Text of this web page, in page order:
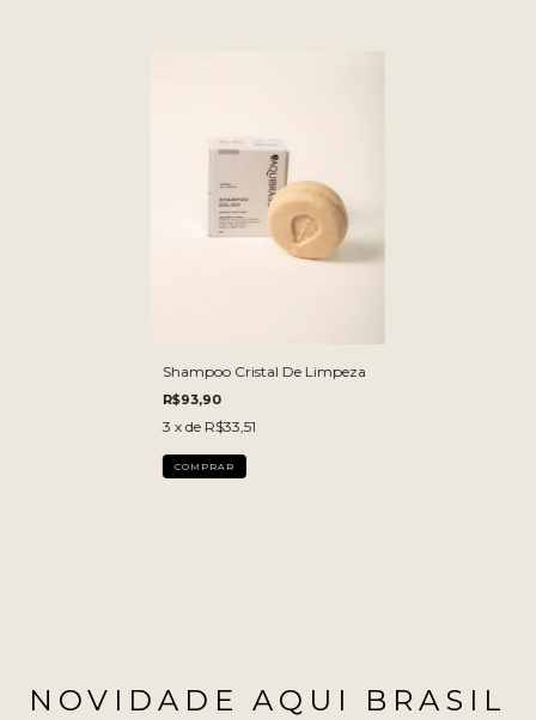
Shampoo Cristal De Limpeza
R$93,90
3 x de R$33,51
NOVIDADE AQUI BRASIL